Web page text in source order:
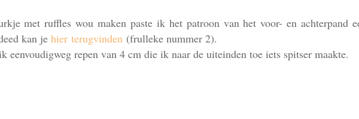
met ruffles wou maken paste ik het patroon van het voor- en achterpand
kan je hier terugvinden (frulleke nummer 2).
eenvoudigweg repen van 4 cm die ik naar de uiteinden toe iets spitser maakte.